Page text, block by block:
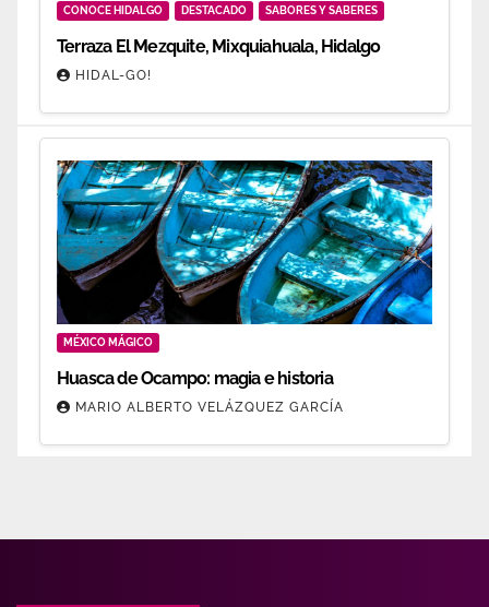
CONOCE HIDALGO DESTACADO SABORES Y SABERES
Terraza El Mezquite, Mixquiahuala, Hidalgo
HIDAL-GO!
MÉXICO MÁGICO
Huasca de Ocampo: magia e historia
MARIO ALBERTO VELÁZQUEZ GARCÍA